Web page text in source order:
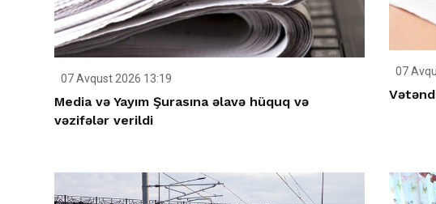
07 Avqust 2026 13:19
Media və Yayım Şurasına əlavə hüquq və
vəzifələr verildi
07